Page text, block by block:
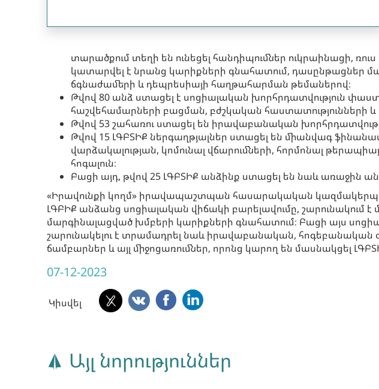
տարածքում տեղի են ունեցել հանդիպումներ ուկրաինացի,
կատարվել է նրանց կարիքների գնահատում, դասընթացներ
ճգնաժամերի և դեպրեսիայի հաղթահարման թեմաներով։
Թվով 80 անձ ստացել է սոցիալական խորհրդատվություն
հաշվեհամարների բացման, բժշկական հաստատությունների և
Թվով 53 շահառու ստացել են իրավաբանական
Թվով 15 ԼԳԲՏԻՔ ներգաղթյալներ ստացել են միանվագ
վարձակալության, կոմունալ վճարումների, հորմոնալ
հոգալուն։
Բացի այդ, թվով 25 ԼԳԲՏԻՔ անձինք ստացել են նաև առաջին
«Իրավունքի կողմ» իրավապաշտպան հասարակական
ԼԳԲԻՔ անձանց սոցիալական վիճակի բարելավումը,
մարգինալացված խմբերի կարիքների գնահատում։ Բացի այս
շարունակելու է տրամադրել նաև իրավաբանական, հոգեբանական
ճամբարներ և այլ միջոցառումներ, որոնց կարող են մասնակցել
07-12-2023
Կիսվել
Այլ նորություններ